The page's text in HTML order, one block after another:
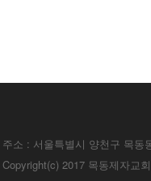
주소 : 서울특별시 양천구 목동
Copyright(c) 2017 목동제자교회